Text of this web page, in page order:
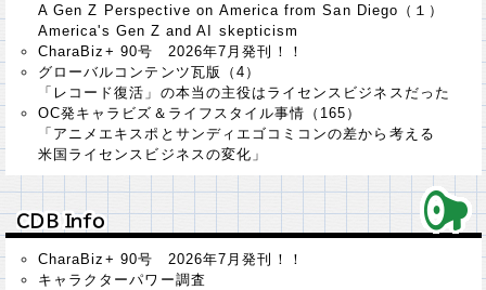
A Gen Z Perspective on America from San Diego（１）
America's Gen Z and AI skepticism
CharaBiz+ 90号 2026年7月発刊！！
グローバルコンテンツ瓦版（4）
「レコード復活」の本当の主役はライセンスビジネスだった
OC発キャラビズ＆ライフスタイル事情（165）
「アニメエキスポとサンディエゴコミコンの差から考える
米国ライセンスビジネスの変化」
ＣＤＢ Ｉｎｆｏ
ＣＤＢ Ｉｎｆｏ
CharaBiz+ 90号 2026年7月発刊！！
キャラクターパワー調査